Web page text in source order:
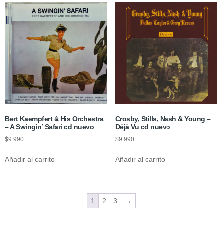
Bert Kaempfert & His Orchestra
– A Swingin’ Safari cd nuevo
$9.990
Añadir al carrito
Crosby, Stills, Nash & Young –
Déjà Vu cd nuevo
$9.990
Añadir al carrito
1 2 3 →